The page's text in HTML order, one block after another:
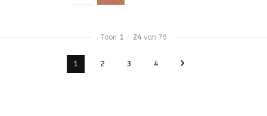
Toon 1 - 24van 79
1 2 3 4